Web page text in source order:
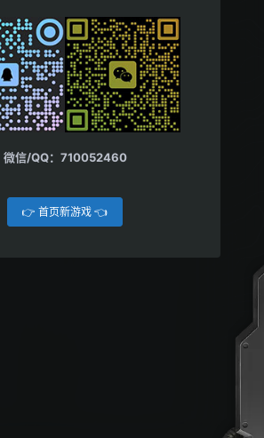
微信/QQ：710052460
👉 首页新游戏 👈